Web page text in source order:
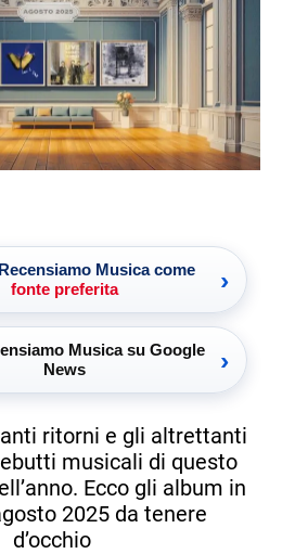
Musica come
fonte preferita
›
Musica su Google
News
›
ritorni e gli altrettanti
musicali di questo
Ecco gli album in
2025 da tenere
d’occhio